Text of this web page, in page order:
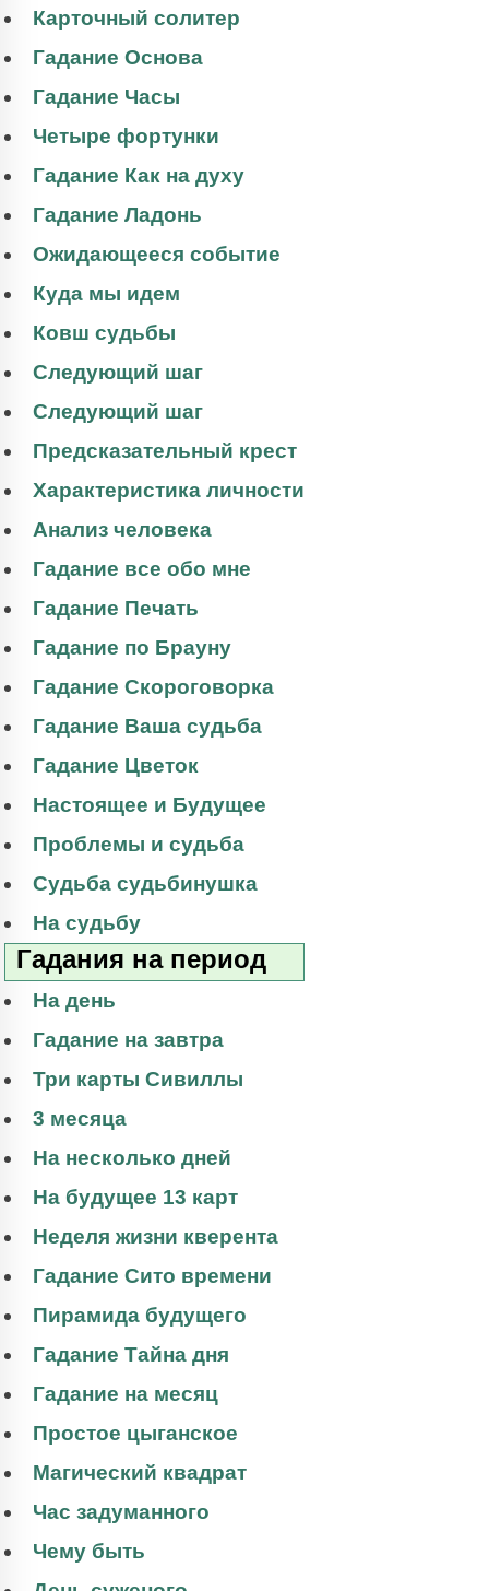
Карточный солитер
Гадание Основа
Гадание Часы
Четыре фортунки
Гадание Как на духу
Гадание Ладонь
Ожидающееся событие
Куда мы идем
Ковш судьбы
Следующий шаг
Следующий шаг
Предсказательный крест
Характеристика личности
Анализ человека
Гадание все обо мне
Гадание Печать
Гадание по Брауну
Гадание Скороговорка
Гадание Ваша судьба
Гадание Цветок
Настоящее и Будущее
Проблемы и судьба
Судьба судьбинушка
На судьбу
Гадания на период
На день
Гадание на завтра
Три карты Сивиллы
3 месяца
На несколько дней
На будущее 13 карт
Неделя жизни кверента
Гадание Сито времени
Пирамида будущего
Гадание Тайна дня
Гадание на месяц
Простое цыганское
Магический квадрат
Час задуманного
Чему быть